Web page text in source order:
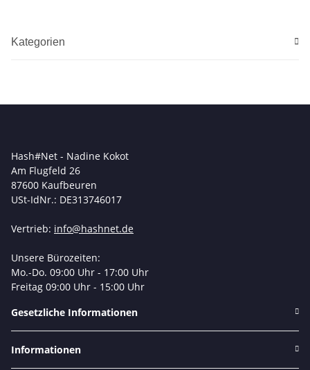
Kategorien
Hash#Net - Nadine Kokot
Am Flugfeld 26
87600 Kaufbeuren
USt-IdNr.: DE313746017
Vertrieb: info@hashnet.de
Unsere Bürozeiten:
Mo.-Do. 09:00 Uhr - 17:00 Uhr
Freitag 09:00 Uhr - 15:00 Uhr
Gesetzliche Informationen
Informationen